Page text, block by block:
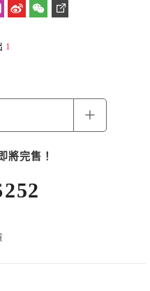
1
+
將完售！
252